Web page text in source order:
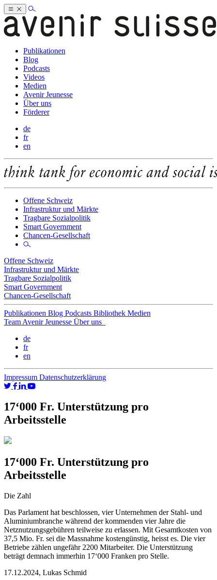
Publikationen
Blog
Podcasts
Videos
Medien
Avenir Jeunesse
Über uns
Förderer
de
fr
en
Offene Schweiz
Infrastruktur und Märkte
Tragbare Sozialpolitik
Smart Government
Chancen-Gesellschaft
Offene Schweiz
Infrastruktur und Märkte
Tragbare Sozialpolitik
Smart Government
Chancen-Gesellschaft
Publikationen Blog Podcasts Bibliothek Medien
Team Avenir Jeunesse Über uns
de
fr
en
Impressum Datenschutzerklärung
17‘000 Fr. Unterstützung pro
Arbeitsstelle
17‘000 Fr. Unterstützung pro
Arbeitsstelle
Die Zahl
Das Parlament hat beschlossen, vier Unternehmen der Stahl- und
Aluminiumbranche während der kommenden vier Jahre die
Netznutzungsgebühren teilweise zu erlassen. Mit Gesamtkosten von
37,5 Mio. Fr. sei die Massnahme kostengünstig, heisst es. Die vier
Betriebe zählen ungefähr 2200 Mitarbeiter. Die Unterstützung
beträgt demnach immerhin 17‘000 Franken pro Stelle.
17.12.2024, Lukas Schmid